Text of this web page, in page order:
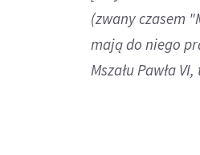
(zwany czasem
mają do niego
Mszału Pawła